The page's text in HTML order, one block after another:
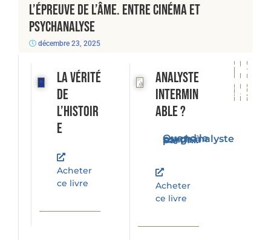
L’Épreuve de l’âme. Entre cinéma et
psychanalyse
décembre 23, 2025
La vérité
de
l’histoir
e
Acheter
ce livre
Analyste
intermin
able ?
Quand le psychanalyste songe à partir...
Acheter
ce livre